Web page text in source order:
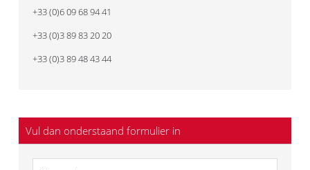
+33 (0)6 09 68 94 41
+33 (0)3 89 83 20 20
+33 (0)3 89 48 43 44
Vul dan onderstaand formulier in